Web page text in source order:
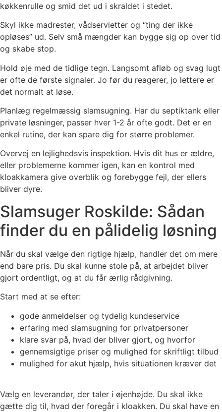
køkkenrulle og smid det ud i skraldet i stedet.
Skyl ikke madrester, vådservietter og “ting der ikke
opløses” ud. Selv små mængder kan bygge sig op over tid
og skabe stop.
Hold øje med de tidlige tegn. Langsomt afløb og svag lugt
er ofte de første signaler. Jo før du reagerer, jo lettere er
det normalt at løse.
Planlæg regelmæssig slamsugning. Har du septiktank eller
private løsninger, passer hver 1-2 år ofte godt. Det er en
enkel rutine, der kan spare dig for større problemer.
Overvej en lejlighedsvis inspektion. Hvis dit hus er ældre,
eller problemerne kommer igen, kan en kontrol med
kloakkamera give overblik og forebygge fejl, der ellers
bliver dyre.
Slamsuger Roskilde: Sådan
finder du en pålidelig løsning
Når du skal vælge den rigtige hjælp, handler det om mere
end bare pris. Du skal kunne stole på, at arbejdet bliver
gjort ordentligt, og at du får ærlig rådgivning.
Start med at se efter:
gode anmeldelser og tydelig kundeservice
erfaring med slamsugning for privatpersoner
klare svar på, hvad der bliver gjort, og hvorfor
gennemsigtige priser og mulighed for skriftligt tilbud
mulighed for akut hjælp, hvis situationen kræver det
Vælg en leverandør, der taler i øjenhøjde. Du skal ikke
gætte dig til, hvad der foregår i kloakken. Du skal have en